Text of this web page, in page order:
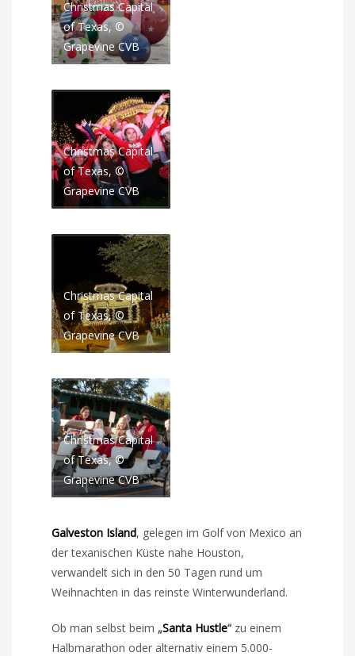
Christmas Capital
of Texas, ©
Grapevine CVB
Christmas Capital
of Texas, ©
Grapevine CVB
Christmas Capital
of Texas, ©
Grapevine CVB
Christmas Capital
of Texas, ©
Grapevine CVB
Galveston Island, gelegen im Golf von Mexico an
der texanischen Küste nahe Houston,
verwandelt sich in den 50 Tagen rund um
Weihnachten in das reinste Winterwunderland.
Ob man selbst beim „Santa Hustle“zu einem
Halbmarathon oder alternativ einem 5.000-